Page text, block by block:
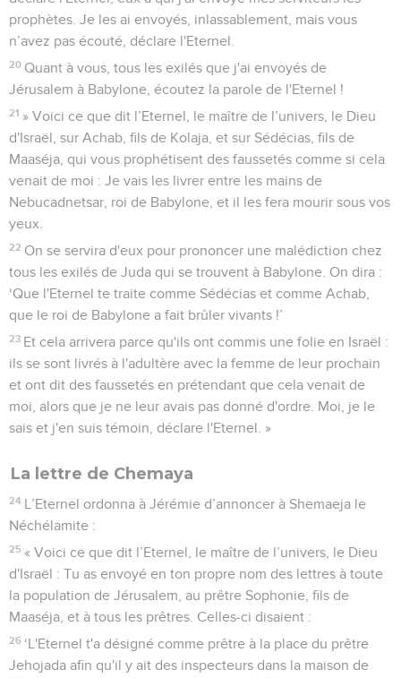
prophètes. Je les ai envoyés, inlassablement, mais vous
n’avez pas écouté, déclare l'Eternel.
20 Quant à vous, tous les exilés que j'ai envoyés de
Jérusalem à Babylone, écoutez la parole de l'Eternel !
21 » Voici ce que dit l’Eternel, le maître de l’univers, le Dieu
d'Israël, sur Achab, fils de Kolaja, et sur Sédécias, fils de
Maaséja, qui vous prophétisent des faussetés comme si cela
venait de moi : Je vais les livrer entre les mains de
Nebucadnetsar, roi de Babylone, et il les fera mourir sous vos
yeux.
22 On se servira d'eux pour prononcer une malédiction chez
tous les exilés de Juda qui se trouvent à Babylone. On dira :
‘Que l'Eternel te traite comme Sédécias et comme Achab,
que le roi de Babylone a fait brûler vivants !’
23 Et cela arrivera parce qu'ils ont commis une folie en Israël :
ils se sont livrés à l'adultère avec la femme de leur prochain
et ont dit des faussetés en prétendant que cela venait de
moi, alors que je ne leur avais pas donné d'ordre. Moi, je le
sais et j'en suis témoin, déclare l'Eternel. »
La lettre de Chemaya
24 L’Eternel ordonna à Jérémie d’annoncer à Shemaeja le
Néchélamite :
25 « Voici ce que dit l’Eternel, le maître de l’univers, le Dieu
d'Israël : Tu as envoyé en ton propre nom des lettres à toute
la population de Jérusalem, au prêtre Sophonie, fils de
Maaséja, et à tous les prêtres. Celles-ci disaient :
26 ‘L'Eternel t'a désigné comme prêtre à la place du prêtre
Jehojada afin qu'il y ait des inspecteurs dans la maison de